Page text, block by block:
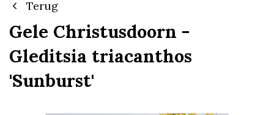
Terug
Gele Christusdoorn -
Gleditsia triacanthos
'Sunburst'